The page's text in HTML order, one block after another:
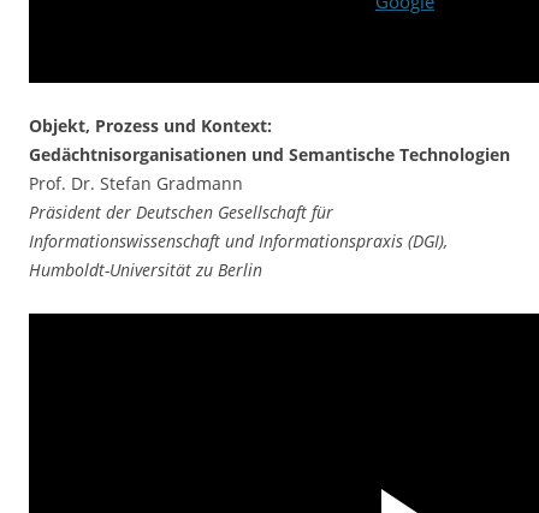
Objekt, Prozess und Kontext:
Gedächtnisorganisationen und Semantische Technologien
Prof. Dr. Stefan Gradmann
Präsident der Deutschen Gesellschaft für
Informationswissenschaft und Informationspraxis (DGI),
Humboldt-Universität zu Berlin